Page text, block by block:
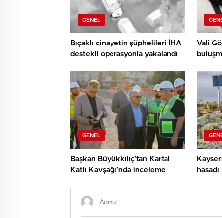
GENEL
Bıçaklı cinayetin şüphelileri İHA
destekli operasyonla yakalandı
Vali
GENEL
Başkan Büyükkılıç’tan Kartal
Katlı Kavşağı’nda inceleme